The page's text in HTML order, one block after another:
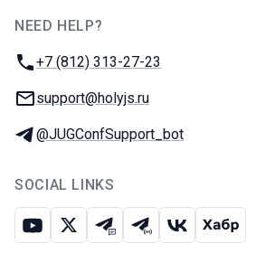
NEED HELP?
Phone:
+7 (812) 313-27-23
Email:
support@holyjs.ru
Telegram:
@JUGConfSupport_bot
SOCIAL LINKS
Youtube
X Telegram chat
Telegram channel
VK Habr